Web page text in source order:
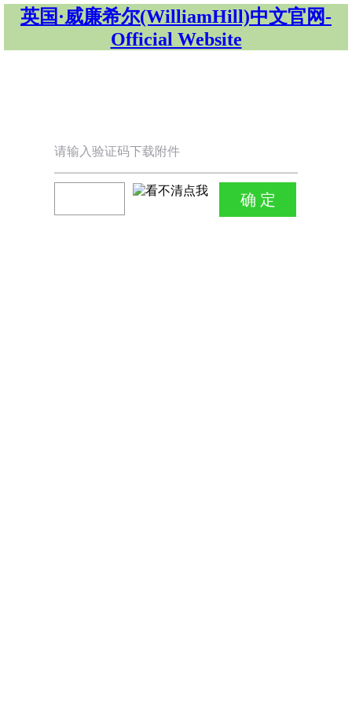
英国·威廉希尔(WilliamHill)中文官网-
Official Website
请输入验证码下载附件